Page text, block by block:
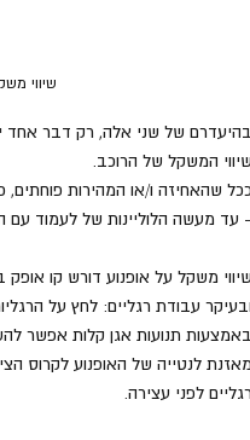
שיווי
של שני אלה, רק דבר אחד
המשקל של הרוכב.
שהאחיזה ו/או המהירות פוחתים,
עד מעשה הלוליינות של לעמוד עם
משקל על אופנוע דורש קו אופק
עבודת רגליים: לחץ על
תנועות אגן קלות אפשר
לנטייה של האופנוע לקרוס
לפני עצירה.